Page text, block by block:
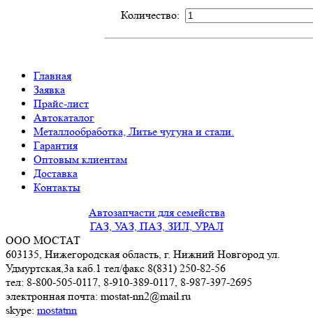
Количество:
Главная
Заявка
Прайс-лист
Автокаталог
Металлообработка, Литье чугуна и стали.
Гарантия
Оптовым клиентам
Доставка
Контакты
Автозапчасти для семейства
ГАЗ, УАЗ, ПАЗ, ЗИЛ, УРАЛ
ООО МОСТАТ
603135, Нижегородская область, г. Нижний Новгород ул.
Удмуртская,3a каб.1 тел/факс 8(831) 250-82-56
тел: 8-800-505-0117, 8-910-389-0117, 8-987-397-2695
электронная почта: mostat-nn2@mail.ru
skype: mostatnn